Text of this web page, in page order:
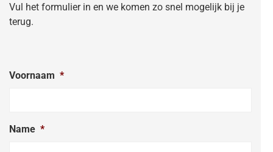
Vul het formulier in en we komen zo snel mogelijk bij je
terug.
Voornaam *
Name *